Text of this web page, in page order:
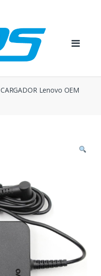
CARGADOR Lenovo OEM